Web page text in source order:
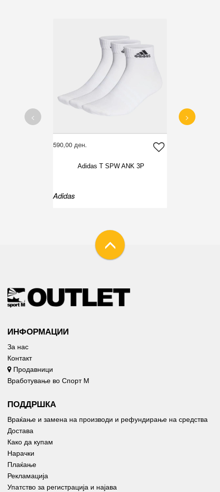
590,00 ден.
Adidas T SPW ANK 3P
Adidas
< >
ИНФОРМАЦИИ
За нас
Контакт
Продавници
Вработување во Спорт М
ПОДДРШКА
Враќање и замена на производи и рефундирање на средства
Достава
Како да купам
Нарачки
Плаќање
Рекламација
Упатство за регистрација и најава